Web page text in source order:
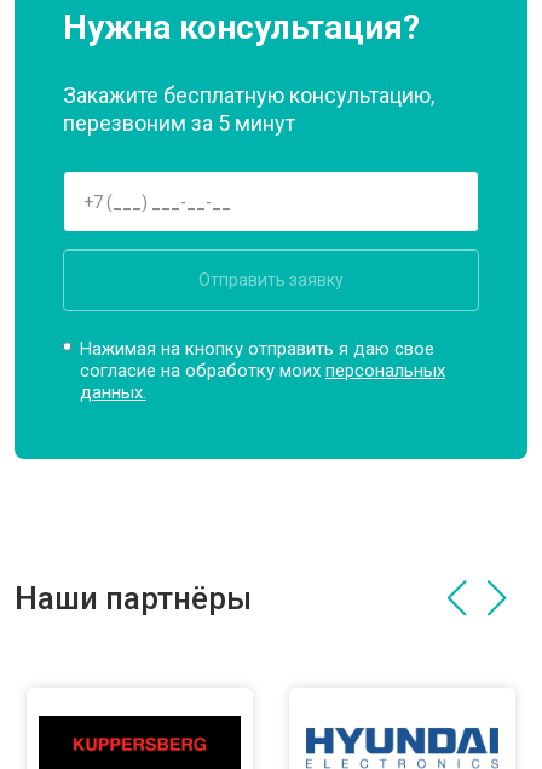
Нужна консультация?
Закажите бесплатную консультацию,
перезвоним за 5 минут
Отправить заявку
Нажимая на кнопку отправить я даю свое
согласие на обработку моихперсональных
данных.
Наши партнёры